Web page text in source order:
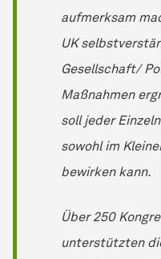
aufmerksam
UK
Gesellschaft/
Maßnahmen
soll jeder
sowohl im
bewirken kann.
Über 250
unterstützten